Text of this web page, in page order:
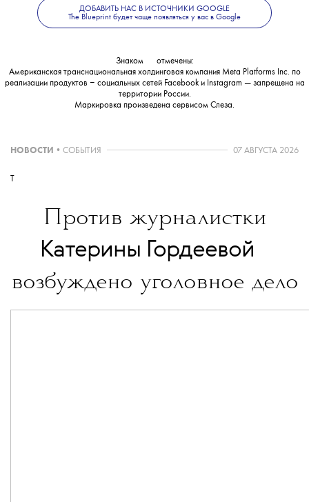
из Школы дизайна Род-Айленда, Пак
Парсонс.
ДОБАВИТЬ НАС В ИСТОЧНИКИ GOOGLE
The Blueprint будет чаще появляться у вас в Google
Знаком
отмечены:
Американская транснациональная холдинговая компания Meta Platforms Inc. по
реализации продуктов ‒ социальных сетей Facebook и Instagram — запрещена на
территории России.
Маркировка произведена сервисом Слеза.
НОВОСТИ • СОБЫТИЯ 07 АВГУСТА 2026
T
Против журналистки
Катерины Гордеевой
возбуждено уголовное дело